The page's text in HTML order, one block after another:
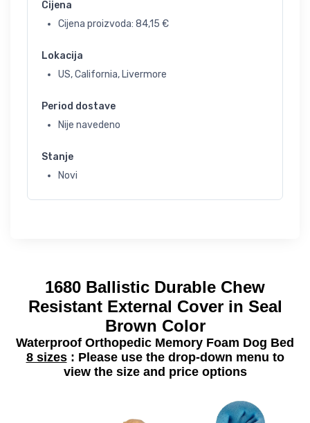
Cijena
Cijena proizvoda: 84,15 €
Lokacija
US, California, Livermore
Period dostave
Nije navedeno
Stanje
Novi